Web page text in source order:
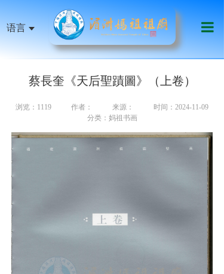
语言
妈祖
天下
祖庙
影音
慈善
线上
景区
蔡長奎《天后聖蹟圖》（上卷）
浏览：1119 作者： 来源：
时间：2024-11-09
分类：妈祖书画